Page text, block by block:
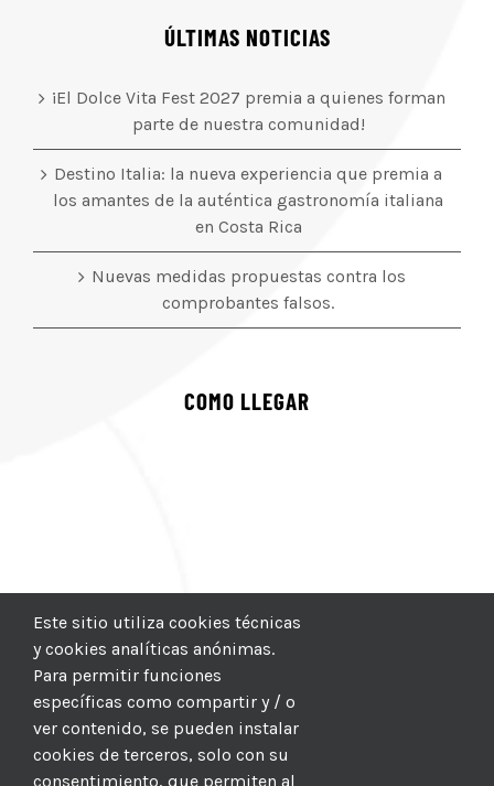
ÚLTIMAS NOTICIAS
¡El Dolce Vita Fest 2027 premia a quienes forman
parte de nuestra comunidad!
Destino Italia: la nueva experiencia que premia a
los amantes de la auténtica gastronomía italiana
en Costa Rica
Nuevas medidas propuestas contra los
comprobantes falsos.
COMO LLEGAR
Este sitio utiliza cookies técnicas
y cookies analíticas anónimas.
Para permitir funciones
específicas como compartir y / o
ver contenido, se pueden instalar
cookies de terceros, solo con su
consentimiento, que permiten al